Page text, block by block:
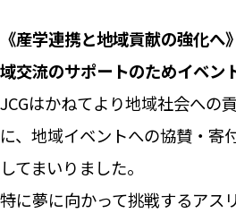
《産学連携と地域貢献の強化
域交流のサポートのためイベン
JCGはかねてより地域社会への
に、地域イベントへの協賛・寄
してまいりました。
特に夢に向かって挑戦するアス